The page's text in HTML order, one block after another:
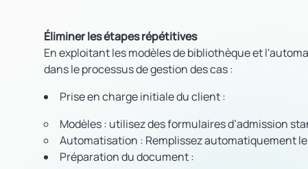
Éliminer les étapes répétitives
En exploitant les modèles de bibliothèque et
dans le processus de gestion des cas :
Prise en charge initiale du client:
Modèles: utilisez des formulaires d’admission
Automatisation : Remplissez automatiquement
Préparation du document: